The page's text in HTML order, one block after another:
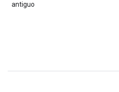
antiguo